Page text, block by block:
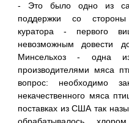
- Это было одно из
поддержки со
куратора - первого
невозможным довести
Минсельхоз - одна
производителями мяса
вопрос: необходимо
некачественного мяса
поставках из США так